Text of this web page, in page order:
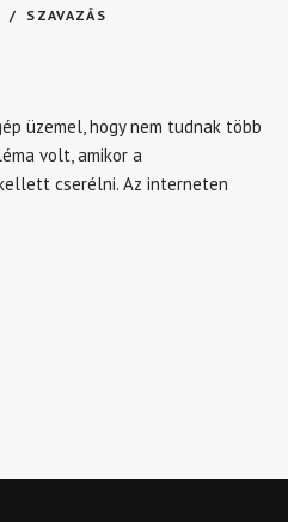
SZAVAZÁS
üzemel, hogy nem tudnak több
volt, amikor a
cserélni. Az interneten